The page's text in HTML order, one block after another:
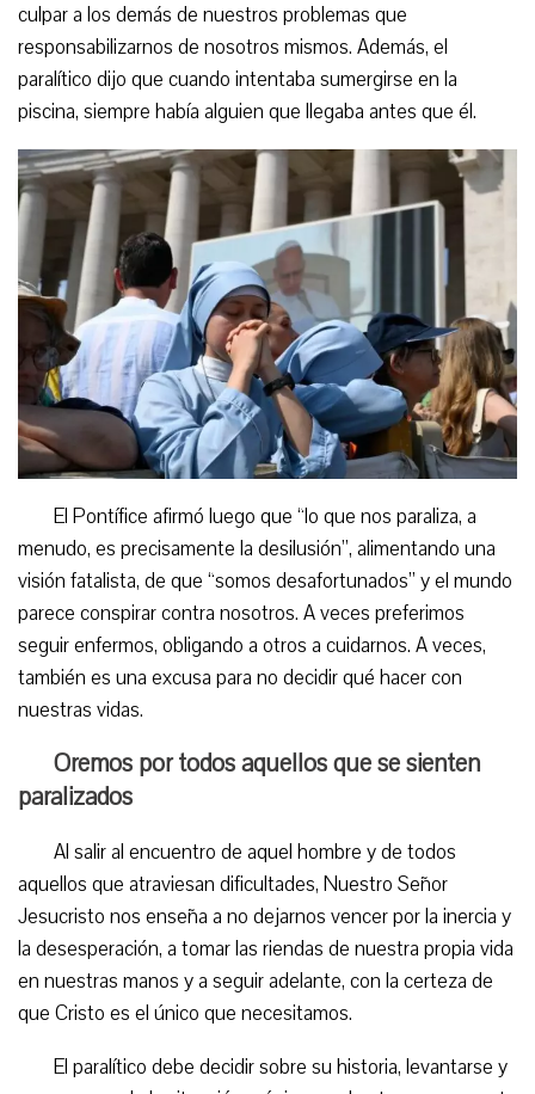
culpar a los demás de nuestros problemas que
responsabilizarnos de nosotros mismos. Además, el
paralítico dijo que cuando intentaba sumergirse en la
piscina, siempre había alguien que llegaba antes que él.
El Pontífice afirmó luego que “lo que nos paraliza, a
menudo, es precisamente la desilusión”, alimentando una
visión fatalista, de que “somos desafortunados” y el mundo
parece conspirar contra nosotros. A veces preferimos
seguir enfermos, obligando a otros a cuidarnos. A veces,
también es una excusa para no decidir qué hacer con
nuestras vidas.
Oremos por todos aquellos que se sienten
paralizados
Al salir al encuentro de aquel hombre y de todos
aquellos que atraviesan dificultades, Nuestro Señor
Jesucristo nos enseña a no dejarnos vencer por la inercia y
la desesperación, a tomar las riendas de nuestra propia vida
en nuestras manos y a seguir adelante, con la certeza de
que Cristo es el único que necesitamos.
El paralítico debe decidir sobre su historia, levantarse y